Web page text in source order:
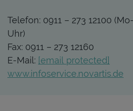
Telefon: 0911 – 273 12100
Uhr)
Fax: 0911 – 273 12160
E-Mail: [email protected]
www.infoservice.novartis.de